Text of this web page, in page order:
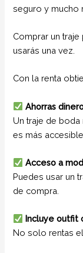
seguro y mucho
Comprar un
usarás una vez.
Con la renta
Ahorras
Un traje de
es más accesible.
Acceso a
Puedes usar un
de compra.
Incluye outfit
No solo rentas